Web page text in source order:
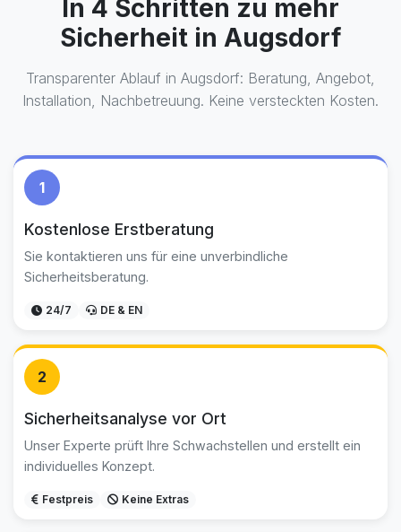
In 4 Schritten zu mehr
Sicherheit in Augsdorf
Transparenter Ablauf in Augsdorf: Beratung, Angebot,
Installation, Nachbetreuung. Keine versteckten Kosten.
1
Kostenlose Erstberatung
Sie kontaktieren uns für eine unverbindliche
Sicherheitsberatung.
24/7 DE & EN
2
Sicherheitsanalyse vor Ort
Unser Experte prüft Ihre Schwachstellen und erstellt ein
individuelles Konzept.
Festpreis Keine Extras